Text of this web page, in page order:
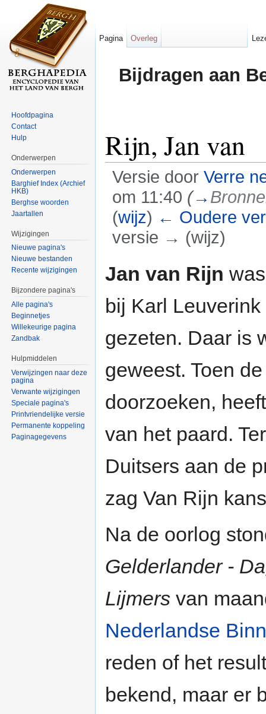
Bijdragen aan
Rijn, Jan van
Versie door Verre
om 11:40 (→
(wijz) ← Oudere
versie → (wijz)
Jan van Rijn
bij Karl
gezeten. Daar is
geweest. Toen
doorzoeken,
van het paard.
Duitsers aan de
zag Van Rijn
Na de oorlog
Gelderlander -
Lijmers van
Nederlandse
reden of het
bekend, maar er
Pagina Overleg
Hoofdpagina
Contact
Hulp
Onderwerpen
Onderwerpen
Barghief Index (Archief
HKB)
Berghse woorden
Jaartallen
Wijzigingen
Nieuwe pagina's
Nieuwe bestanden
Recente wijzigingen
Bijzondere pagina's
Alle pagina's
Beginnetjes
Willekeurige pagina
Zandbak
Hulpmiddelen
Verwijzingen naar deze
pagina
Verwante wijzigingen
Speciale pagina's
Printvriendelijke versie
Permanente koppeling
Paginagegevens